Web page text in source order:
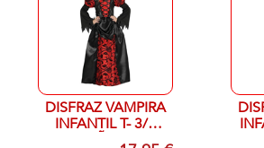
DISFRAZ VAMPIRA
INFANTIL T- 3/4
AÑOS